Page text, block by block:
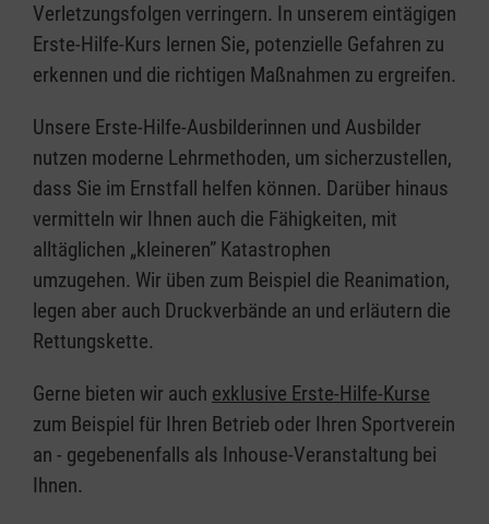
Verletzungsfolgen verringern. In unserem eintägigen
Erste-Hilfe-Kurs lernen Sie, potenzielle Gefahren zu
erkennen und die richtigen Maßnahmen zu ergreifen.
Unsere Erste-Hilfe-Ausbilderinnen und Ausbilder
nutzen moderne Lehrmethoden, um sicherzustellen,
dass Sie im Ernstfall helfen können. Darüber hinaus
vermitteln wir Ihnen auch die Fähigkeiten, mit
alltäglichen „kleineren” Katastrophen
umzugehen. Wir üben zum Beispiel die Reanimation,
legen aber auch Druckverbände an und erläutern die
Rettungskette.
Gerne bieten wir auch exklusive Erste-Hilfe-Kurse
zum Beispiel für Ihren Betrieb oder Ihren Sportverein
an - gegebenenfalls als Inhouse-Veranstaltung bei
Ihnen.